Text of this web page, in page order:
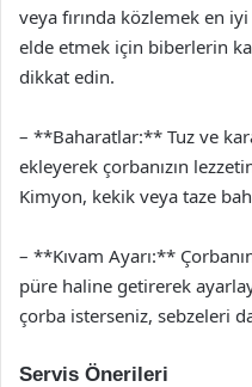
veya fırında közlemek en
elde etmek için biberlerin
dikkat edin.
– **Baharatlar:** Tuz ve
ekleyerek çorbanızın
Kimyon, kekik veya taze
– **Kıvam Ayarı:**
püre haline getirerek
çorba isterseniz, sebzeleri
Servis Önerileri